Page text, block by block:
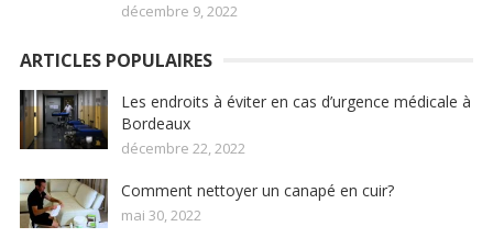
décembre 9, 2022
ARTICLES POPULAIRES
Les endroits à éviter en cas d’urgence médicale à
Bordeaux
décembre 22, 2022
Comment nettoyer un canapé en cuir?
mai 30, 2022